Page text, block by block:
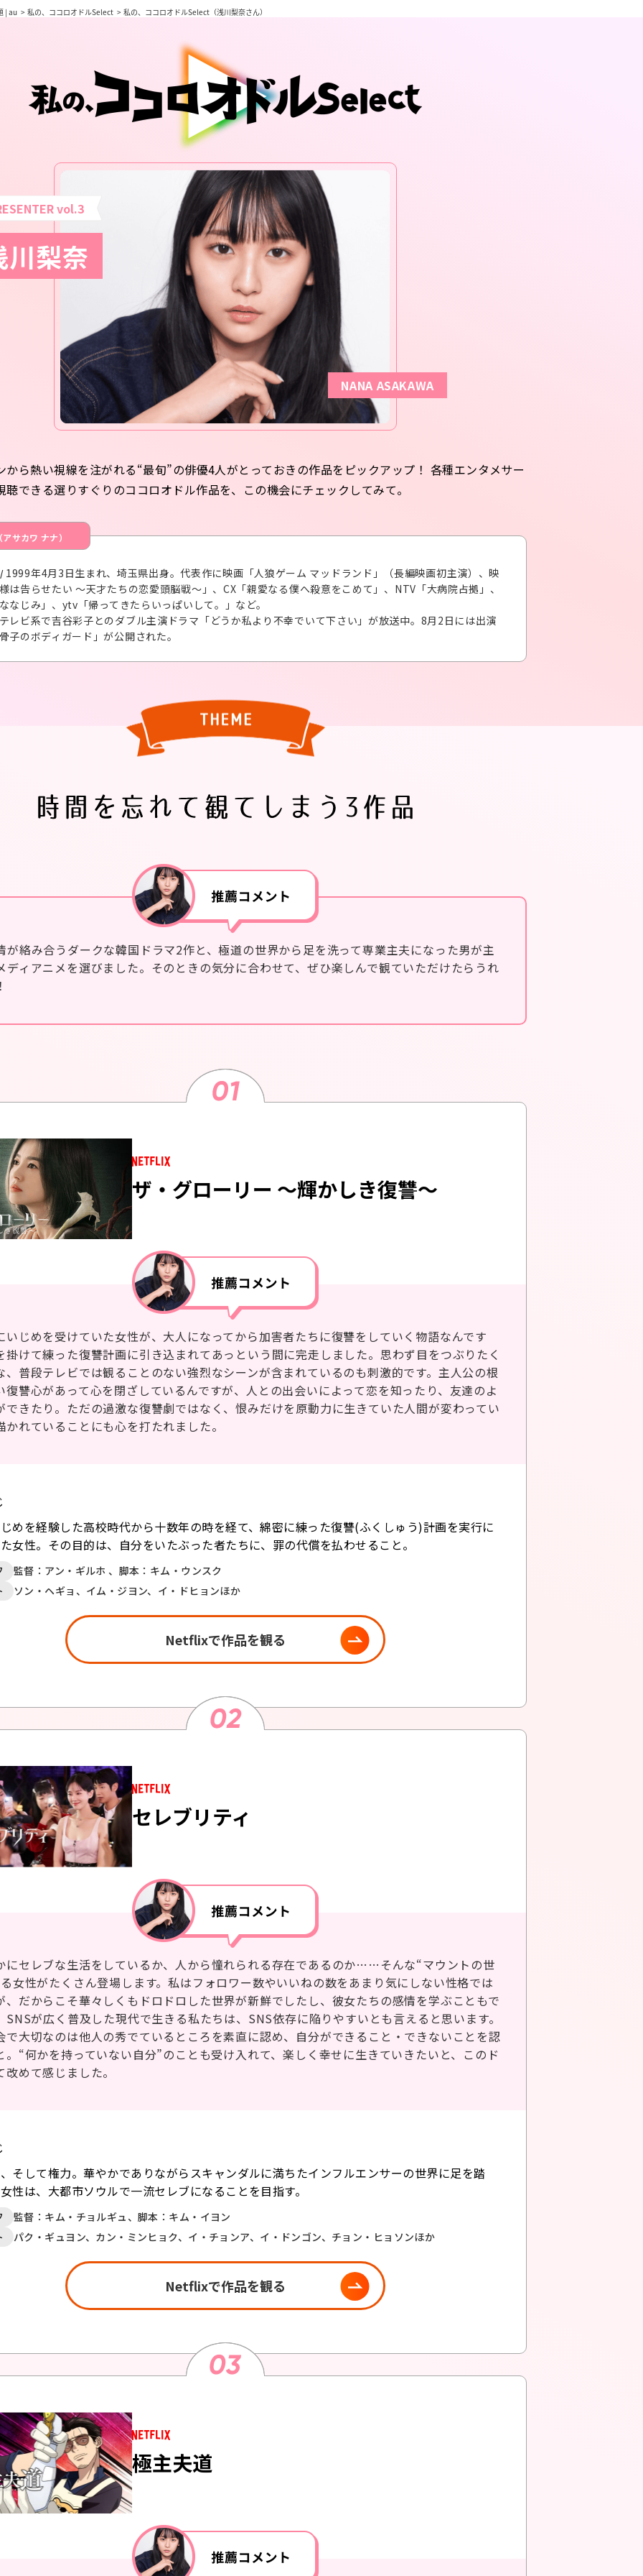
| au 私の、ココロオドルSelect 私の、ココロオドルSelect（浅川梨奈さん）
vol.3
川梨奈
NANA ASAKAWA
から熱い視線を注がれる“最旬”の俳優4人がとっておきの作品をピックアップ！ 各種エンタメサー
聴できる選りすぐりのココロオドル作品を、この機会にチェックしてみて。
アサカワ ナナ）
1999年4月3日生まれ、埼玉県出身。代表作に映画「人狼ゲーム マッドランド」（長編映画初主演）、映
は告らせたい ～天才たちの恋愛頭脳戦～」、CX「親愛なる僕へ殺意をこめて」、NTV「大病院占拠」、
なじみ」、ytv「帰ってきたらいっぱいして。」など。
レビ系で吉谷彩子とのダブル主演ドラマ「どうか私より不幸でいて下さい」が放送中。8月2日には出演
子のボディガード」が公開された。
が絡み合うダークな韓国ドラマ2作と、極道の世界から足を洗って専業主夫になった男が主
ディアニメを選びました。そのときの気分に合わせて、ぜひ楽しんで観ていただけたらうれ
ザ・グローリー 〜輝かしき復讐〜
いじめを受けていた女性が、大人になってから加害者たちに復讐をしていく物語なんです
掛けて練った復讐計画に引き込まれてあっという間に完走しました。思わず目をつぶりたく
、普段テレビでは観ることのない強烈なシーンが含まれているのも刺激的です。主人公の根
復讐心があって心を閉ざしているんですが、人との出会いによって恋を知ったり、友達のよ
できたり。ただの過激な復讐劇ではなく、恨みだけを原動力に生きていた人間が変わってい
かれていることにも心を打たれました。
めを経験した高校時代から十数年の時を経て、綿密に練った復讐(ふくしゅう)計画を実行に
女性。その目的は、自分をいたぶった者たちに、罪の代償を払わせること。
監督：アン・ギルホ 、脚本：キム・ウンスク
ソン・ヘギョ、イム・ジヨン、イ・ドヒョンほか
Netflixで作品を観る
セレブリティ
にセレブな生活をしているか、人から憧れられる存在であるのか……そんな“マウントの世
女性がたくさん登場します。私はフォロワー数やいいねの数をあまり気にしない性格では
、だからこそ華々しくもドロドロした世界が新鮮でしたし、彼女たちの感情を学ぶこともで
SNSが広く普及した現代で生きる私たちは、SNS依存に陥りやすいとも言えると思います。
で大切なのは他人の秀でているところを素直に認め、自分ができること・できないことを認
。“何かを持っていない自分”のことも受け入れて、楽しく幸せに生きていきたいと、このド
めて感じました。
そして権力。華やかでありながらスキャンダルに満ちたインフルエンサーの世界に足を踏
性は、大都市ソウルで一流セレブになることを目指す。
監督：キム・チョルギュ、脚本：キム・イヨン
パク・ギュヨン、カン・ミンヒョク、イ・チョンア、イ・ドンゴン、チョン・ヒョソンほか
Netflixで作品を観る
極主夫道